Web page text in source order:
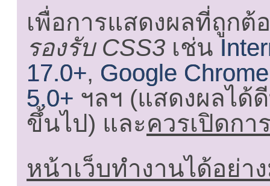
เพื่อการแสดงผลที่ถูกต้
รองรับ CSS3 เช่น
17.0+, Google
5.0+ ฯลฯ (แสดงผลได้
ขึ้นไป) และควรเปิดกา
หน้าเว็บทำงานได้อย่า